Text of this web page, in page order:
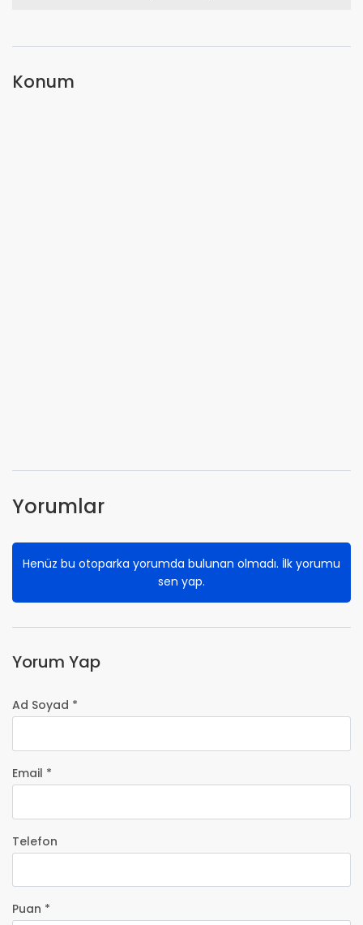
Konum
Yorumlar
Henüz bu otoparka yorumda bulunan olmadı. İlk yorumu
sen yap.
Yorum Yap
Ad Soyad *
Email *
Telefon
Puan *